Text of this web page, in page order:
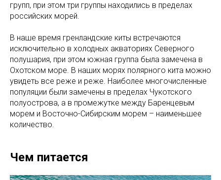
групп, при этом три группы находились в пределах
российских морей.
В наше время гренландские киты встречаются
исключительно в холодных акваториях Северного
полушария, при этом южная группа была замечена в
Охотском море. В наших морях полярного кита можно
увидеть все реже и реже. Наиболее многочисленные
популяции были замечены в пределах Чукотского
полуострова, а в промежутке между Баренцевым
морем и Восточно-Сибирским морем – наименьшее
количество.
Чем питается